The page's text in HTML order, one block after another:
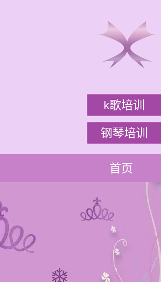
k歌培训
钢琴培训
首页